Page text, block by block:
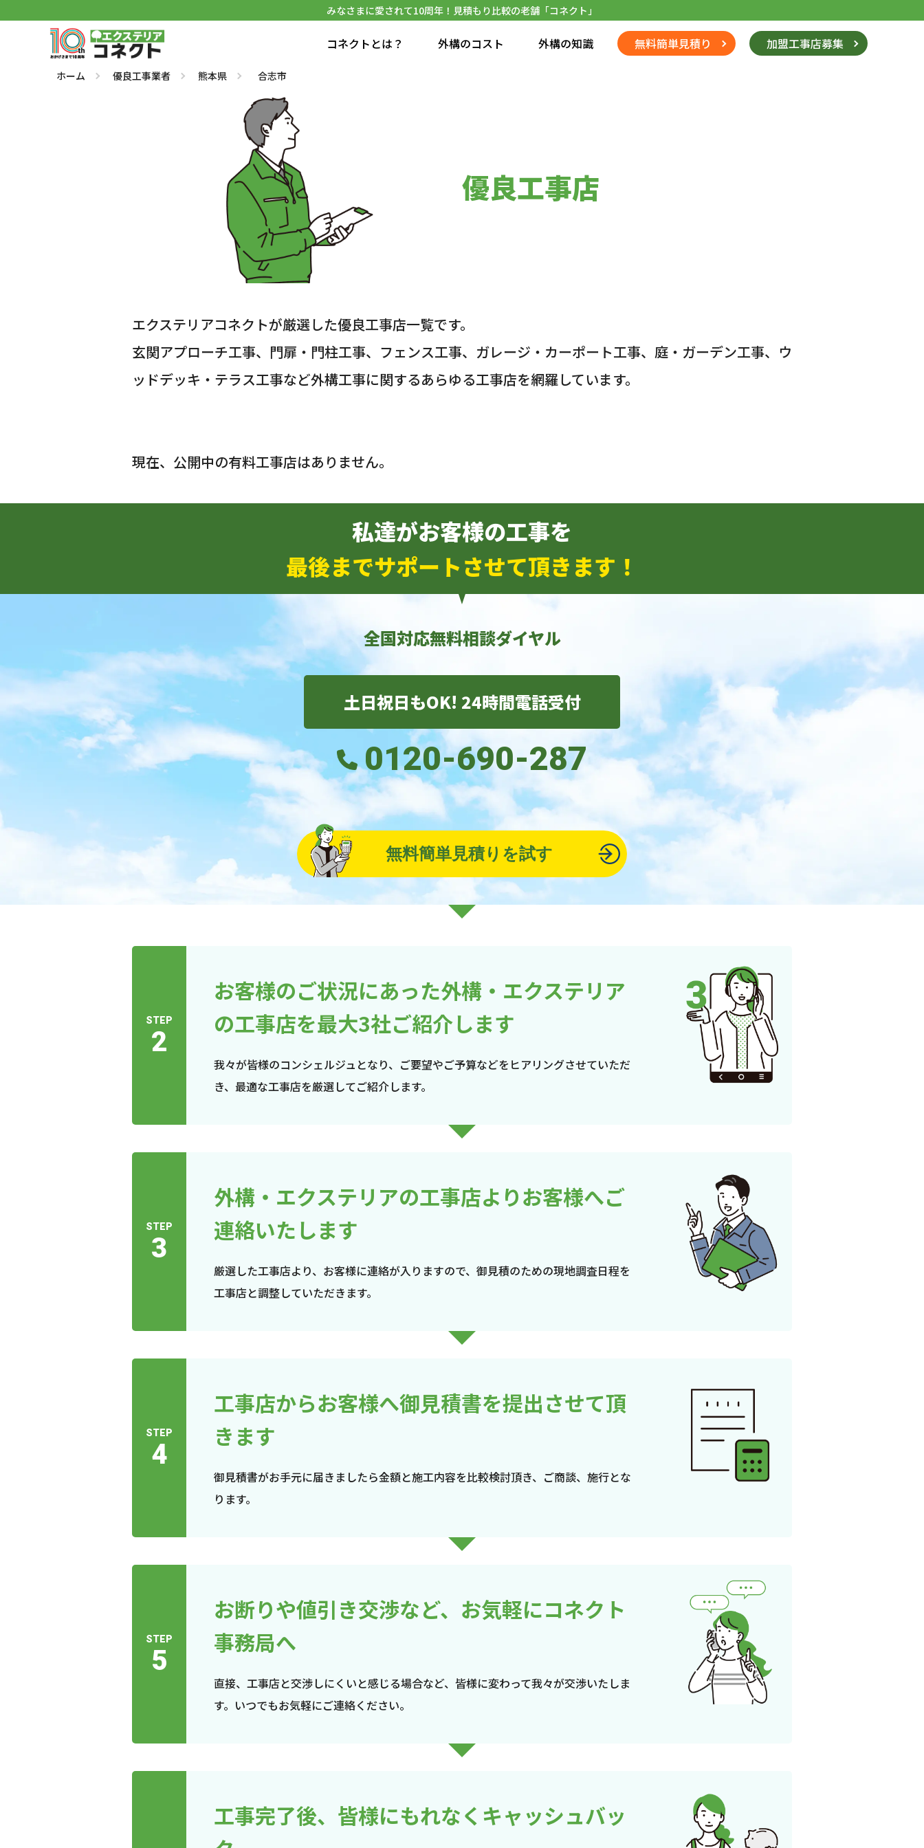
みなさまに愛されて10周年！見積もり比較の老舗「コネクト」
コネクトとは？ 外構のコスト 外構の知識 無料簡単見積り 加盟工事店募集
ホーム 優良工事業者 熊本県 合志市
優良工事店
エクステリアコネクトが厳選した優良工事店一覧です。
玄関アプローチ工事、門扉・門柱工事、フェンス工事、ガレージ・カーポート工事、庭・ガーデン工事、ウ
ッドデッキ・テラス工事など外構工事に関するあらゆる工事店を網羅しています。
現在、公開中の有料工事店はありません。
私達がお客様の工事を
最後までサポートさせて頂きます！
全国対応無料相談ダイヤル
土日祝日もOK! 24時間電話受付
0120-690-287
無料簡単見積りを試す
STEP
2
お客様のご状況にあった外構・エクステリア
の工事店を最大3社ご紹介します
我々が皆様のコンシェルジュとなり、ご要望やご予算などをヒアリングさせていただ
き、最適な工事店を厳選してご紹介します。
STEP
3
外構・エクステリアの工事店よりお客様へご
連絡いたします
厳選した工事店より、お客様に連絡が入りますので、御見積のための現地調査日程を
工事店と調整していただきます。
STEP
4
工事店からお客様へ御見積書を提出させて頂
きます
御見積書がお手元に届きましたら金額と施工内容を比較検討頂き、ご商談、施行とな
ります。
STEP
5
お断りや値引き交渉など、お気軽にコネクト
事務局へ
直接、工事店と交渉しにくいと感じる場合など、皆様に変わって我々が交渉いたしま
す。いつでもお気軽にご連絡ください。
工事完了後、皆様にもれなくキャッシュバッ